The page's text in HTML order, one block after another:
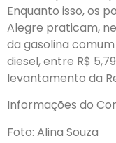
Enquanto isso, os
Alegre praticam,
da gasolina comum
diesel, entre R$
levantamento da
Informações do
Foto: Alina Souza